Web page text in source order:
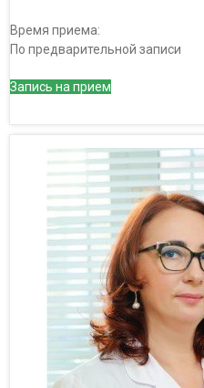
Время приема:
По предварительной записи
Запись на прием